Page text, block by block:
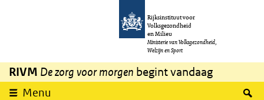
Overslaan en naar de inhoud gaan
Rijksinstituut voor
Volksgezondheid
en Milieu
Ministerie van Volksgezondheid,
Welzijn en Sport
RIVM De zorg voor morgen begint vandaag
Menu